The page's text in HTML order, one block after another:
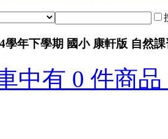
學年下學期 國小 康軒版 自然
中有 0 件商